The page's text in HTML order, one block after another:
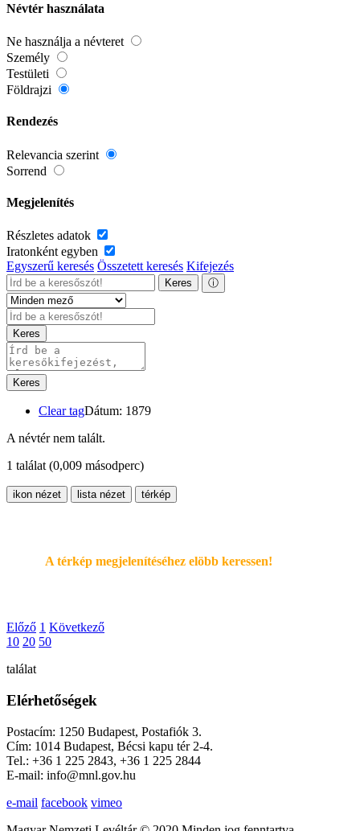
Névtér használata
Ne használja a névteret
Személy
Testületi
Földrajzi
Rendezés
Relevancia szerint
Sorrend
Megjelenítés
Részletes adatok
Iratonként egyben
Egyszerű keresés Összetett keresés Kifejezés
Keres ⓘ
Keres
Keres
Clear tagDátum: 1879
A névtér nem talált.
1 találat (0,009 másodperc)
ikon nézet lista nézet térkép
A térkép megjelenítéséhez elöbb keressen!
Előző 1 Következő
10 20 50
találat
Elérhetőségek
Postacím: 1250 Budapest, Postafiók 3.
Cím: 1014 Budapest, Bécsi kapu tér 2-4.
Tel.: +36 1 225 2843, +36 1 225 2844
E-mail: info@mnl.gov.hu
e-mail facebook vimeo